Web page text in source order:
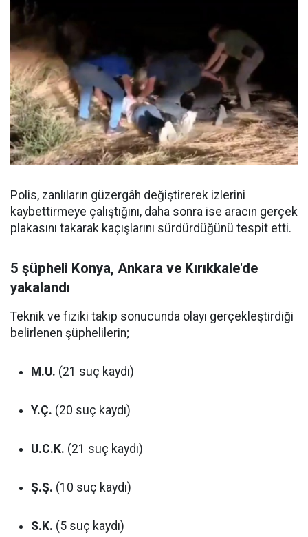
Polis, zanlıların güzergâh değiştirerek izlerini
kaybettirmeye çalıştığını, daha sonra ise aracın gerçek
plakasını takarak kaçışlarını sürdürdüğünü tespit etti.
5 şüpheli Konya, Ankara ve Kırıkkale'de
yakalandı
Teknik ve fiziki takip sonucunda olayı gerçekleştirdiği
belirlenen şüphelilerin;
M.U. (21 suç kaydı)
Y.Ç. (20 suç kaydı)
U.C.K. (21 suç kaydı)
Ş.Ş. (10 suç kaydı)
S.K. (5 suç kaydı)